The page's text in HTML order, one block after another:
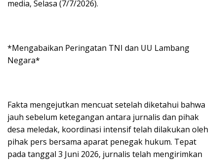
media, Selasa (7/7/2026).
*​Mengabaikan Peringatan TNI dan UU Lambang
Negara*
​Fakta mengejutkan mencuat setelah diketahui bahwa
jauh sebelum ketegangan antara jurnalis dan pihak
desa meledak, koordinasi intensif telah dilakukan oleh
pihak pers bersama aparat penegak hukum. Tepat
pada tanggal 3 Juni 2026, jurnalis telah mengirimkan